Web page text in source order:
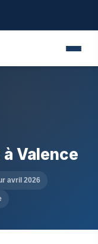
à Valence
avril 2026